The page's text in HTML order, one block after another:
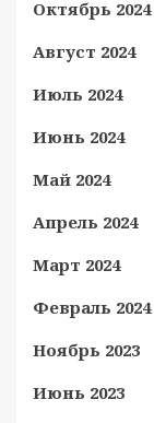
Октябрь 2024
Август 2024
Июль 2024
Июнь 2024
Май 2024
Апрель 2024
Март 2024
Февраль 2024
Ноябрь 2023
Июнь 2023